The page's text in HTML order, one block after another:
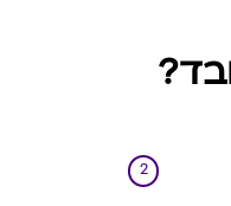
וצבירת נקודות של בית העסק.. השימוש בגיפט
2